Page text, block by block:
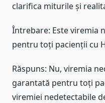
clarifica miturile și
Întrebare: Este viremia
pentru toți pacienții cu
Răspuns: Nu, viremia
garantată pentru toți
viremiei nedetectabile